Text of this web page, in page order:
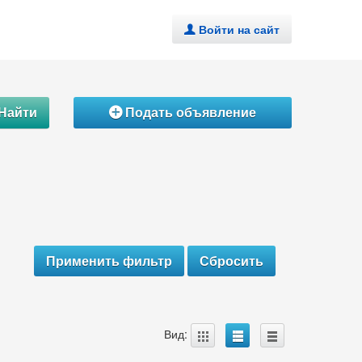
. Войти на сайт
ÁПодать объявление
Вид: A B C